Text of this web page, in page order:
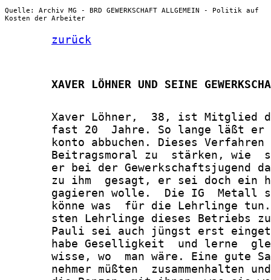
Quelle: Archiv MG - BRD GEWERKSCHAFT ALLGEMEIN - Politik auf
Kosten der Arbeiter
zurück
XAVER LÖHNER UND SEINE